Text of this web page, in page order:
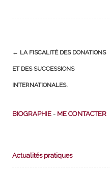
Post
navigation
← LA FISCALITÉ DES DONATIONS
ET DES SUCCESSIONS
INTERNATIONALES.
BIOGRAPHIE - ME CONTACTER
Actualités pratiques